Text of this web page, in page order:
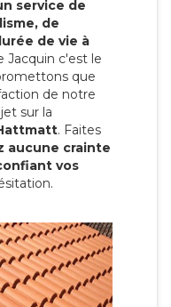
service de
de
de vie à
Jacquin c'est le
que
de notre
sur la
. Faites
aucune crainte
vos